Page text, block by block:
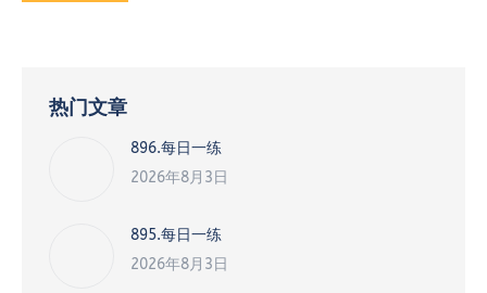
热门文章
896.每日一练
2026年8月3日
895.每日一练
2026年8月3日